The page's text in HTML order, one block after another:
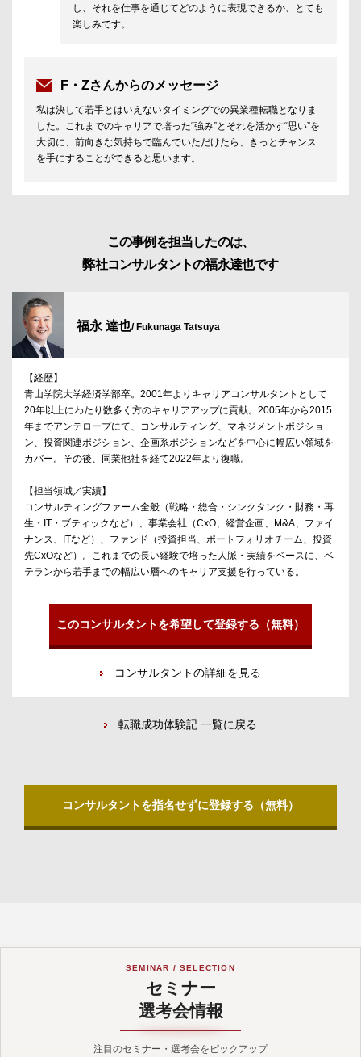
し、それを仕事を通じてどのように表現できるか、とても
楽しみです。
F・Zさんからのメッセージ
私は決して若手とはいえないタイミングでの異業種転職となりま
した。これまでのキャリアで培った“強み”とそれを活かす“思い”を
大切に、前向きな気持ちで臨んでいただけたら、きっとチャンス
を手にすることができると思います。
この事例を担当したのは、
弊社コンサルタントの福永達也です
福永 達也/ Fukunaga Tatsuya
【経歴】
青山学院大学経済学部卒。2001年よりキャリアコンサルタントとして
20年以上にわたり数多く方のキャリアアップに貢献。2005年から2015
年までアンテロープにて、コンサルティング、マネジメントポジショ
ン、投資関連ポジション、企画系ポジションなどを中心に幅広い領域を
カバー。その後、同業他社を経て2022年より復職。
【担当領域／実績】
コンサルティングファーム全般（戦略・総合・シンクタンク・財務・再
生・IT・ブティックなど）、事業会社（CxO、経営企画、M&A、ファイ
ナンス、ITなど）、ファンド（投資担当、ポートフォリオチーム、投資
先CxOなど）。これまでの長い経験で培った人脈・実績をベースに、ベ
テランから若手までの幅広い層へのキャリア支援を行っている。
このコンサルタントを希望して登録する（無料）
コンサルタントの詳細を見る
転職成功体験記 一覧に戻る
コンサルタントを指名せずに登録する（無料）
SEMINAR / SELECTION
セミナー
選考会情報
注目のセミナー・選考会をピックアップ